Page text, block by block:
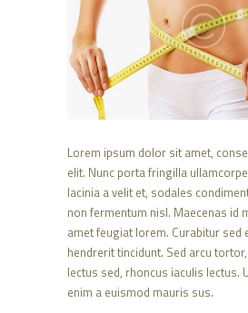
Lorem ipsum dolor sit amet,
elit. Nunc porta fringilla
lacinia a velit et, sodales
non fermentum nisl. Maecenas id
amet feugiat lorem. Curabitur sed
hendrerit tincidunt. Sed arcu
lectus sed, rhoncus iaculis lectus.
enim a euismod mauris sus.